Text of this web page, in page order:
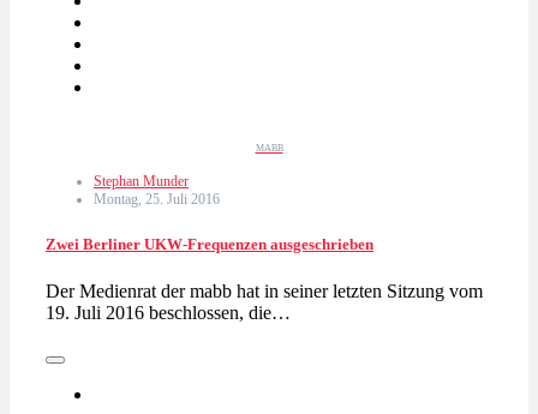
MABB
Stephan Munder
Montag, 25. Juli 2016
Zwei Berliner UKW-Frequenzen ausgeschrieben
Der Medienrat der mabb hat in seiner letzten Sitzung vom
19. Juli 2016 beschlossen, die…